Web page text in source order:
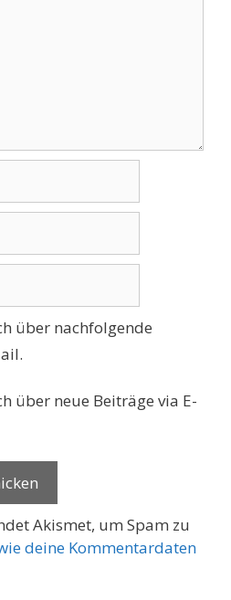
über nachfolgende
über neue Beiträge via E-
Akismet, um Spam zu
deine Kommentardaten